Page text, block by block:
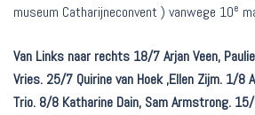
museum Catharijneconvent ) vanwege 10e
Van Links naar rechts 18/7 Arjan Veen,
Vries. 25/7 Quirine van Hoek ,Ellen Zijm. 1/8
Trio. 8/8 Katharine Dain, Sam Armstrong.